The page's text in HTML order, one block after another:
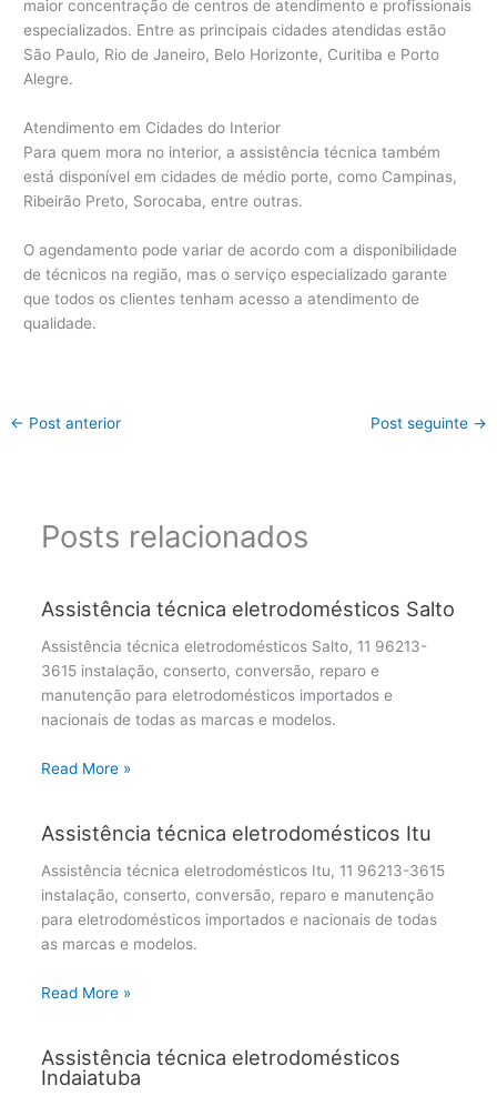
maior concentração de centros de atendimento e profissionais
especializados. Entre as principais cidades atendidas estão
São Paulo, Rio de Janeiro, Belo Horizonte, Curitiba e Porto
Alegre.
Atendimento em Cidades do Interior
Para quem mora no interior, a assistência técnica também
está disponível em cidades de médio porte, como Campinas,
Ribeirão Preto, Sorocaba, entre outras.
O agendamento pode variar de acordo com a disponibilidade
de técnicos na região, mas o serviço especializado garante
que todos os clientes tenham acesso a atendimento de
qualidade.
← Post anterior Post seguinte →
Posts relacionados
Assistência técnica eletrodomésticos Salto
Assistência técnica eletrodomésticos Salto, 11 96213-
3615 instalação, conserto, conversão, reparo e
manutenção para eletrodomésticos importados e
nacionais de todas as marcas e modelos.
Read More »
Assistência técnica eletrodomésticos Itu
Assistência técnica eletrodomésticos Itu, 11 96213-3615
instalação, conserto, conversão, reparo e manutenção
para eletrodomésticos importados e nacionais de todas
as marcas e modelos.
Read More »
Assistência técnica eletrodomésticos
Indaiatuba